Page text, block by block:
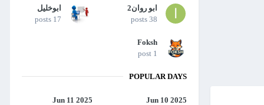
ابو روان2
38 posts
ابوخليل
17 posts
Foksh
1 post
POPULAR DAYS
Jun 10 2025
Jun 11 2025